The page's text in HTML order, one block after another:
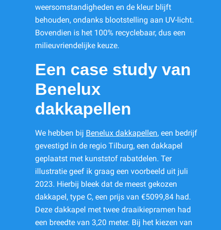
weersomstandigheden en de kleur blijft
behouden, ondanks blootstelling aan UV-licht.
Bovendien is het 100% recyclebaar, dus een
milieuvriendelijke keuze.
Een case study van
Benelux
dakkapellen
We hebben bij Benelux dakkapellen, een bedrijf
gevestigd in de regio Tilburg, een dakkapel
geplaatst met kunststof rabatdelen. Ter
illustratie geef ik graag een voorbeeld uit juli
2023. Hierbij bleek dat de meest gekozen
dakkapel, type C, een prijs van €5099,84 had.
Deze dakkapel met twee draaikiepramen had
een breedte van 3,20 meter. Bij het kiezen van